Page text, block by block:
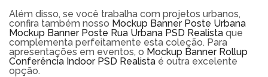
Além disso, se você trabalha com projetos urbanos,
confira também nosso Mockup Banner Poste Urbana
Mockup Banner Poste Rua Urbana PSD Realista que
complementa perfeitamente esta coleção. Para
apresentações em eventos, o Mockup Banner Rollup
Conferência Indoor PSD Realista é outra excelente
opção.